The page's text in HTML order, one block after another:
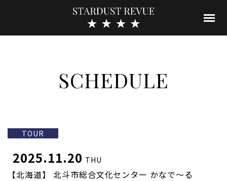
SCHEDULE
TOUR
2025.11.20 THU
【北海道】 北斗市総合文化センター かなで～る